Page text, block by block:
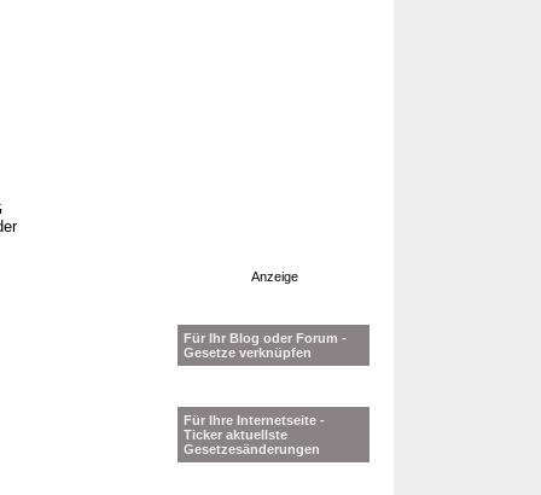
Anzeige
Für Ihr Blog oder Forum -
Gesetze verknüpfen
Für Ihre Internetseite -
Ticker aktuellste
Gesetzesänderungen